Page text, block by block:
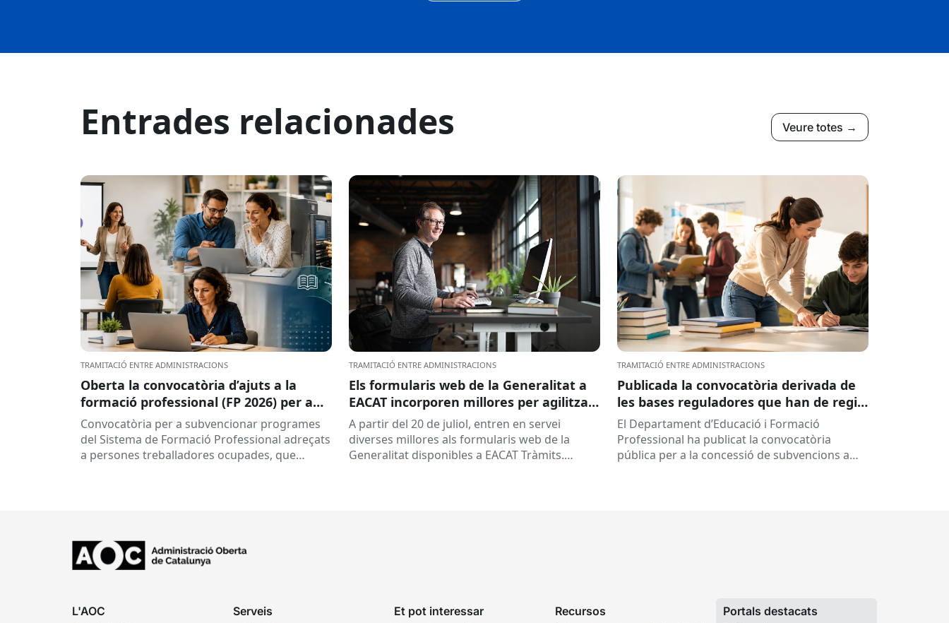
Entrades relacionades Veure totes →
TRAMITACIÓ ENTRE ADMINISTRACIONS
Oberta la convocatòria d’ajuts a la
formació professional (FP 2026) per a
persones treballadores ocupades
Convocatòria per a subvencionar programes
del Sistema de Formació Professional adreçats
a persones treballadores ocupades, que
TRAMITACIÓ ENTRE ADMINISTRACIONS
Els formularis web de la Generalitat a
EACAT incorporen millores per agilitzar
la tramitació
A partir del 20 de juliol, entren en servei
diverses millores als formularis web de la
Generalitat disponibles a EACAT Tràmits.
TRAMITACIÓ ENTRE ADMINISTRACIONS
Publicada la convocatòria derivada de
les bases reguladores que han de regir
la concessió de subvencions a centres
educatius, per al desenvolupament de
programes de formació i inserció,
El Departament d’Educació i Formació
Professional ha publicat la convocatòria
pública per a la concessió de subvencions a
L'AOC Serveis Et pot interessar Recursos Portals destacats